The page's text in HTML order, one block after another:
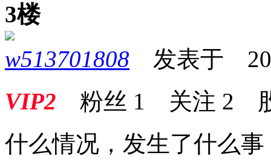
3楼
w513701808 发表于
VIP2 粉丝 1 关注 2
什么情况，发生了什么